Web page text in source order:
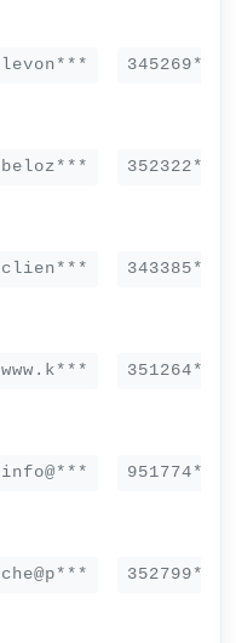
levon*** 345269***
beloz*** 352322***
clien*** 343385***
www.k*** 351264***
info@*** 951774***
che@p*** 352799***